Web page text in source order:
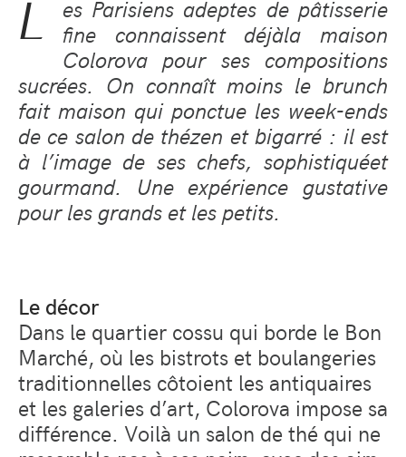
L es Parisiens adeptes de pâtisserie
fine connaissent déjàla maison
Colorova pour ses compositions
sucrées. On connaît moins le brunch
fait maison qui ponctue les week-ends
de ce salon de thézen et bigarré : il est
à l’image de ses chefs, sophistiquéet
gourmand. Une expérience gustative
pour les grands et les petits.
Le décor
Dans le quartier cossu qui borde le Bon
Marché, où les bistrots et boulangeries
traditionnelles côtoient les antiquaires
et les galeries d’art, Colorova impose sa
différence. Voilà un salon de thé qui ne